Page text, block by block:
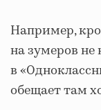
Например,
на зумеров
в
обещает там